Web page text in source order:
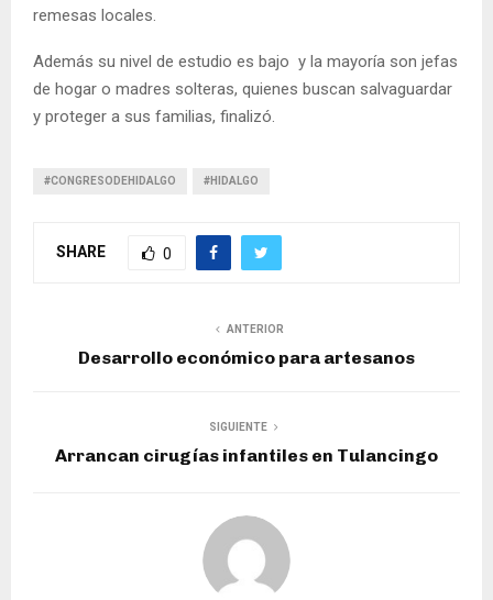
remesas locales.
Además su nivel de estudio es bajo y la mayoría son jefas
de hogar o madres solteras, quienes buscan salvaguardar
y proteger a sus familias, finalizó.
#CONGRESODEHIDALGO #HIDALGO
SHARE 0
ANTERIOR
Desarrollo económico para artesanos
SIGUIENTE
Arrancan cirugías infantiles en Tulancingo